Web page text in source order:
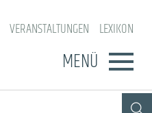
VERANSTALTUNGEN LEXIKON
MENÜ